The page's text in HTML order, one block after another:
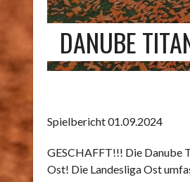
DANUBE
Spielbericht 01.09.2024
GESCHAFFT!!! Die Danube
Ost! Die Landesliga Ost